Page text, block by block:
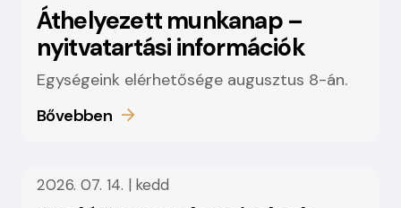
Áthelyezett munkanap –
nyitvatartási információk
Egységeink elérhetősége augusztus 8-án.
Bővebben
2026. 07. 14. | kedd